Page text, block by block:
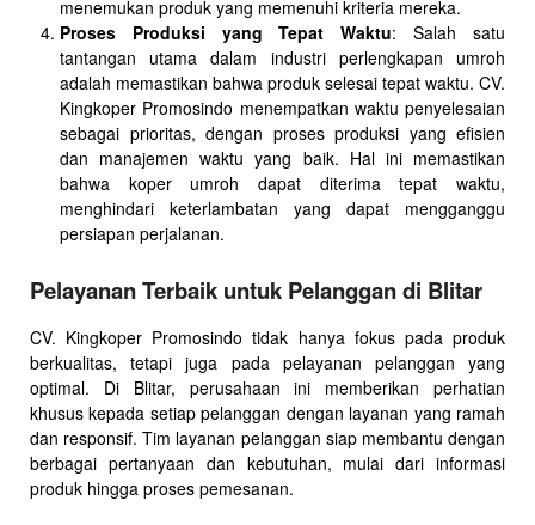
menemukan produk yang memenuhi kriteria mereka.
Proses Produksi yang Tepat Waktu: Salah satu
tantangan utama dalam industri perlengkapan umroh
adalah memastikan bahwa produk selesai tepat waktu. CV.
Kingkoper Promosindo menempatkan waktu penyelesaian
sebagai prioritas, dengan proses produksi yang efisien
dan manajemen waktu yang baik. Hal ini memastikan
bahwa koper umroh dapat diterima tepat waktu,
menghindari keterlambatan yang dapat mengganggu
persiapan perjalanan.
Pelayanan Terbaik untuk Pelanggan di Blitar
CV. Kingkoper Promosindo tidak hanya fokus pada produk
berkualitas, tetapi juga pada pelayanan pelanggan yang
optimal. Di Blitar, perusahaan ini memberikan perhatian
khusus kepada setiap pelanggan dengan layanan yang ramah
dan responsif. Tim layanan pelanggan siap membantu dengan
berbagai pertanyaan dan kebutuhan, mulai dari informasi
produk hingga proses pemesanan.